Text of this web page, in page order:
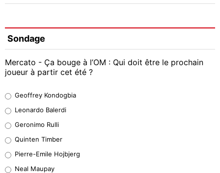
Sondage
Mercato - Ça bouge à l’OM : Qui doit être le prochain
joueur à partir cet été ?
38%
32%
5%
Geoffrey Kondogbia
Leonardo Balerdi
Geronimo Rulli
Quinten Timber
Pierre-Emile Hojbjerg
Neal Maupay